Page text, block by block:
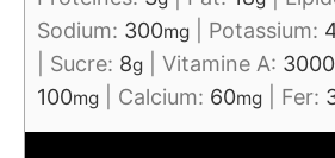
Sodium: 300mg Potassium:
Sucre: 8g Vitamine A: 3000
100mg Calcium: 60mg Fer: